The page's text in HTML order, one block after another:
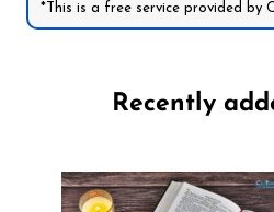
*This is a free service provided by
Recently